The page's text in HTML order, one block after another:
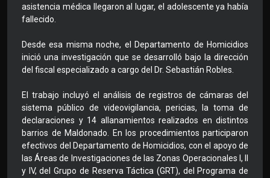
asistencia médica llegaron al lugar, el adolescente ya había
fallecido.
Desde esa misma noche, el Departamento de Homicidios
inició una investigación que se desarrolló bajo la dirección
del fiscal especializado a cargo del Dr. Sebastián Robles.
El trabajo incluyó el análisis de registros de cámaras del
sistema público de videovigilancia, pericias, la toma de
declaraciones y 14 allanamientos realizados en distintos
barrios de Maldonado. En los procedimientos participaron
efectivos del Departamento de Homicidios, con el apoyo de
las Áreas de Investigaciones de las Zonas Operacionales I, II
y IV, del Grupo de Reserva Táctica (GRT), del Programa de